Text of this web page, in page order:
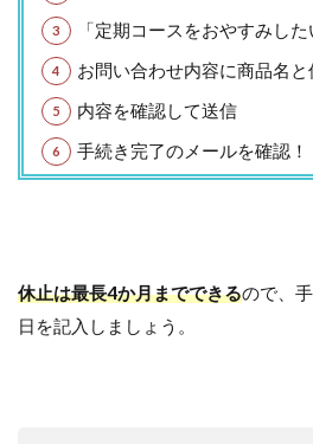
「定期コースをおやすみし
お問い合わせ内容に商品名
内容を確認して送信
手続き完了のメールを確認！
休止は最長4か月までできるので、
日を記入しましょう。